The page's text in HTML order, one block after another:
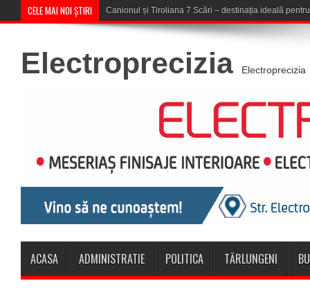
CELE MAI NOI ȘTIRI Concert în aer liber la Komeea
Electroprecizia Electroprecizia
ACASA ADMINISTRATIE POLITICA TĂRLUNGENI